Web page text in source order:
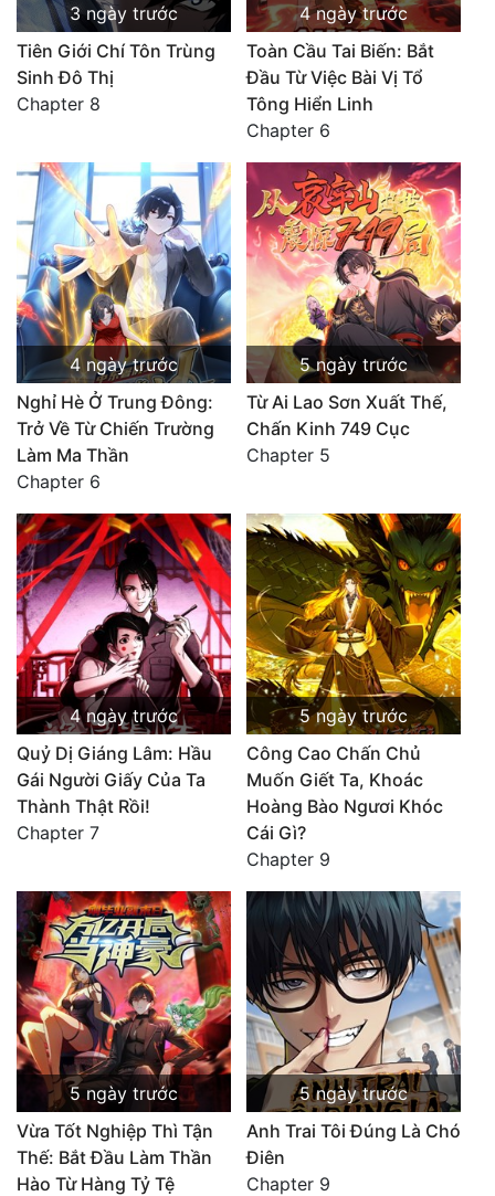
3 ngày trước
Tiên Giới Chí Tôn Trùng
Sinh Đô Thị
Chapter 8
4 ngày trước
Toàn Cầu Tai Biến: Bắt
Đầu Từ Việc Bài Vị Tổ
Tông Hiển Linh
Chapter 6
4 ngày trước
Nghỉ Hè Ở Trung Đông:
Trở Về Từ Chiến Trường
Làm Ma Thần
Chapter 6
5 ngày trước
Từ Ai Lao Sơn Xuất Thế,
Chấn Kinh 749 Cục
Chapter 5
4 ngày trước
Quỷ Dị Giáng Lâm: Hầu
Gái Người Giấy Của Ta
Thành Thật Rồi!
Chapter 7
5 ngày trước
Công Cao Chấn Chủ
Muốn Giết Ta, Khoác
Hoàng Bào Ngươi Khóc
Cái Gì?
Chapter 9
5 ngày trước
Vừa Tốt Nghiệp Thì Tận
Thế: Bắt Đầu Làm Thần
Hào Từ Hàng Tỷ Tệ
5 ngày trước
Anh Trai Tôi Đúng Là Chó
Điên
Chapter 9